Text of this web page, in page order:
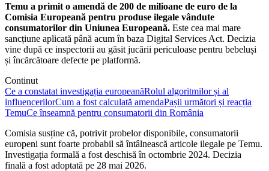
Temu a primit o amendă de 200 de milioane de euro de la
Comisia Europeană pentru produse ilegale vândute
consumatorilor din Uniunea Europeană. Este cea mai mare
sancțiune aplicată până acum în baza Digital Services Act. Decizia
vine după ce inspectorii au găsit jucării periculoase pentru bebeluși
și încărcătoare defecte pe platformă.
Continut
Ce a constatat investigația europeanăRolul algoritmilor și al
influencerilorCum a fost calculată amendaPașii următori și reacția
TemuCe înseamnă pentru consumatorii din România
Comisia susține că, potrivit probelor disponibile, consumatorii
europeni sunt foarte probabil să întâlnească articole ilegale pe Temu.
Investigația formală a fost deschisă în octombrie 2024. Decizia
finală a fost adoptată pe 28 mai 2026.